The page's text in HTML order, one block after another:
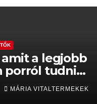
a legjobb
porról tudni
MÁRIA VITALTERMEKEK